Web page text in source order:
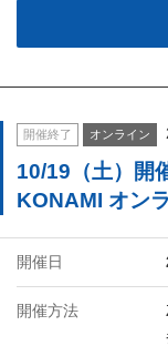
開催終了 オンライン
10/19（土）開
KONAMI オン
開催日
開催方法